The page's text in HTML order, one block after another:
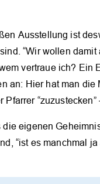
OK
Ausstellung ist
“Wir wollen damit
vertraue ich? Ein
an: Hier hat man die
“zuzustecken”
die eigenen
“ist es manchmal